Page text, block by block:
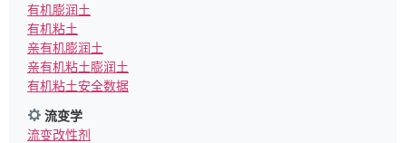
有机膨润土
有机粘土
亲有机膨润土
亲有机粘土膨润土
有机粘土安全数据
流变学
流变改性剂